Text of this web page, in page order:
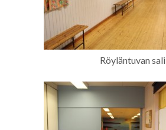
Röyläntuvan sali